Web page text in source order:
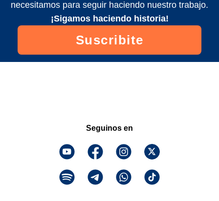
necesitamos para seguir haciendo nuestro trabajo.
¡Sigamos haciendo historia!
Suscribite
Seguinos en